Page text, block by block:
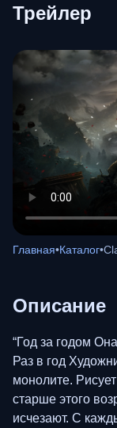
Трейлер
Главная•Каталог•
Описание
“Год за годом
Раз в год
монолите.
старше этого
исчезают. С